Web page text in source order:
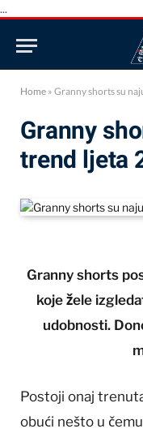
...
Home » Granny shorts su
Granny
trend ljeta
Granny shorts
koje žele
udobnosti.
Postoji onaj
obući nešto u